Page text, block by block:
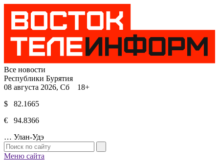
Все новости
Республики Бурятия
08 августа 2026, Сб 18+
$ 82.1665
€ 94.8366
… Улан-Удэ
Меню сайта